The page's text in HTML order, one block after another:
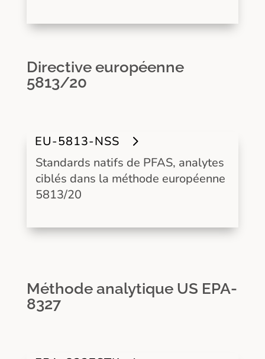
Directive européenne
5813/20
EU-5813-NSS
Standards natifs de PFAS, analytes
ciblés dans la méthode européenne
5813/20
Méthode analytique US EPA-
8327